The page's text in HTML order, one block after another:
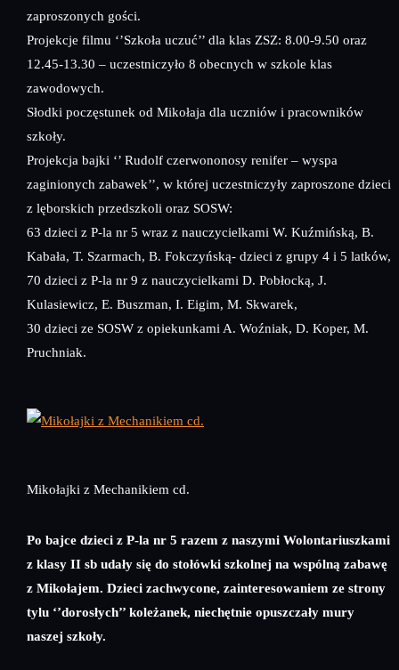
zaproszonych gości.
Projekcje filmu ‘’Szkoła uczuć’’ dla klas ZSZ: 8.00-9.50 oraz
12.45-13.30 – uczestniczyło 8 obecnych w szkole klas
zawodowych.
Słodki poczęstunek od Mikołaja dla uczniów i pracowników
szkoły.
Projekcja bajki ‘’ Rudolf czerwononosy renifer – wyspa
zaginionych zabawek’’, w której uczestniczyły zaproszone dzieci
z lęborskich przedszkoli oraz SOSW:
63 dzieci z P-la nr 5 wraz z nauczycielkami W. Kuźmińską, B.
Kabała, T. Szarmach, B. Fokczyńską- dzieci z grupy 4 i 5 latków,
70 dzieci z P-la nr 9 z nauczycielkami D. Pobłocką, J.
Kulasiewicz, E. Buszman, I. Eigim, M. Skwarek,
30 dzieci ze SOSW z opiekunkami A. Woźniak, D. Koper, M.
Pruchniak.
Mikołajki z Mechanikiem cd.
Po bajce dzieci z P-la nr 5 razem z naszymi Wolontariuszkami
z klasy II sb udały się do stołówki szkolnej na wspólną zabawę
z Mikołajem. Dzieci zachwycone, zainteresowaniem ze strony
tylu ‘’dorosłych’’ koleżanek, niechętnie opuszczały mury
naszej szkoły.